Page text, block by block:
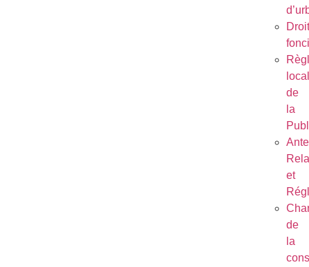
Droit
local
de
la
et
de
la